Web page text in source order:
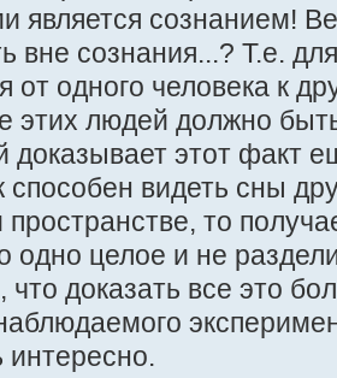
является сознанием!
вне сознания...? Т.е.
от одного человека к
этих людей должно
доказывает этот факт
способен видеть сны
то
одно целое и не
что доказать все это
интересно.